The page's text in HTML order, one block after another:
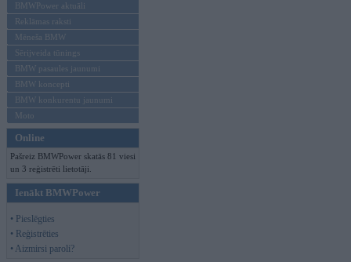
BMWPower aktuāli
Reklāmas raksti
Mēneša BMW
Sērijveida tūnings
BMW pasaules jaunumi
BMW koncepti
BMW konkurentu jaunumi
Moto
Online
Pašreiz BMWPower skatās 81 viesi
un 3 reģistrēti lietotāji.
Ienākt BMWPower
• Pieslēgties
• Reģistrēties
• Aizmirsi paroli?